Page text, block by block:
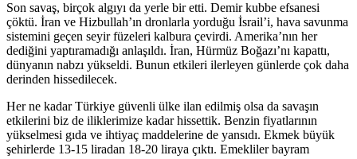
Son savaş, birçok algıyı da yerle bir etti. Demir kubbe efsanesi
çöktü. İran ve Hizbullah’ın dronlarla yorduğu İsrail’i, hava savunma
sistemini geçen seyir füzeleri kalbura çevirdi. Amerika’nın her
dediğini yaptıramadığı anlaşıldı. İran, Hürmüz Boğazı’nı kapattı,
dünyanın nabzı yükseldi. Bunun etkileri ilerleyen günlerde çok daha
derinden hissedilecek.
Her ne kadar Türkiye güvenli ülke ilan edilmiş olsa da savaşın
etkilerini biz de iliklerimize kadar hissettik. Benzin fiyatlarının
yükselmesi gıda ve ihtiyaç maddelerine de yansıdı. Ekmek büyük
şehirlerde 13-15 liradan 18-20 liraya çıktı. Emekliler bayram